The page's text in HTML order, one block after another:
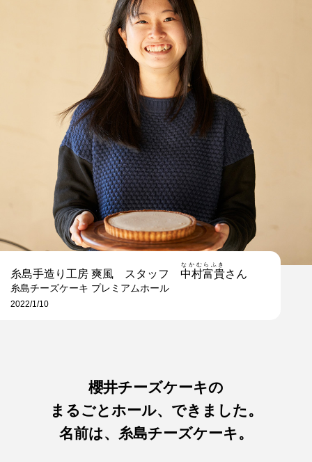
糸島手造り工房 爽風 スタッフ 中村富貴
なかむらふき
さん
糸島チーズケーキ プレミアムホール
2022/1/10
櫻井チーズケーキの
まるごとホール、できました。
名前は、糸島チーズケーキ。